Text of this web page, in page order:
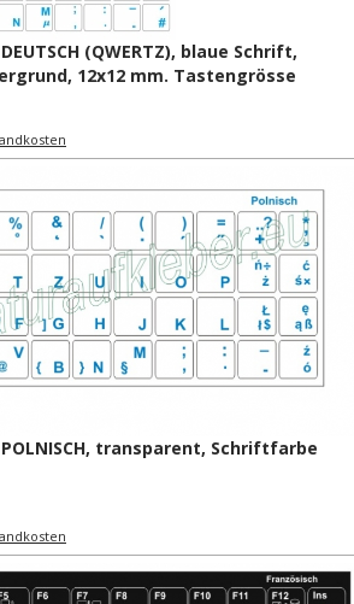
(QWERTZ), blaue Schrift,
12x12 mm. Tastengrösse
transparent, Schriftfarbe